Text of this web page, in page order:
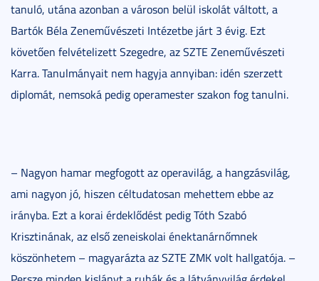
tanuló, utána azonban a városon belül iskolát váltott, a
Bartók Béla Zeneművészeti Intézetbe járt 3 évig. Ezt
követően felvételizett Szegedre, az SZTE Zeneművészeti
Karra. Tanulmányait nem hagyja annyiban: idén szerzett
diplomát, nemsoká pedig operamester szakon fog tanulni.
– Nagyon hamar megfogott az operavilág, a hangzásvilág,
ami nagyon jó, hiszen céltudatosan mehettem ebbe az
irányba. Ezt a korai érdeklődést pedig Tóth Szabó
Krisztinának, az első zeneiskolai énektanárnőmnek
köszönhetem – magyarázta az SZTE ZMK volt hallgatója. –